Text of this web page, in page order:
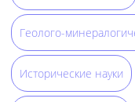
Геолого-
Исторические науки